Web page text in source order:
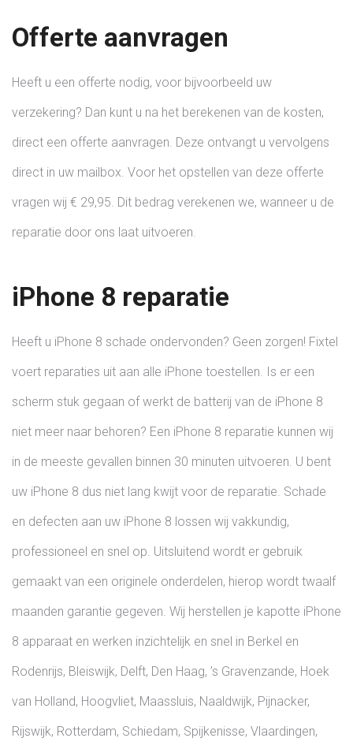
Offerte aanvragen
Heeft u een offerte nodig, voor bijvoorbeeld uw
verzekering? Dan kunt u na het berekenen van de kosten,
direct een offerte aanvragen. Deze ontvangt u vervolgens
direct in uw mailbox. Voor het opstellen van deze offerte
vragen wij € 29,95. Dit bedrag verekenen we, wanneer u de
reparatie door ons laat uitvoeren.
iPhone 8 reparatie
Heeft u iPhone 8 schade ondervonden? Geen zorgen! Fixtel
voert reparaties uit aan alle iPhone toestellen. Is er een
scherm stuk gegaan of werkt de batterij van de iPhone 8
niet meer naar behoren? Een iPhone 8 reparatie kunnen wij
in de meeste gevallen binnen 30 minuten uitvoeren. U bent
uw iPhone 8 dus niet lang kwijt voor de reparatie. Schade
en defecten aan uw iPhone 8 lossen wij vakkundig,
professioneel en snel op. Uitsluitend wordt er gebruik
gemaakt van een originele onderdelen, hierop wordt twaalf
maanden garantie gegeven. Wij herstellen je kapotte iPhone
8 apparaat en werken inzichtelijk en snel in Berkel en
Rodenrijs, Bleiswijk, Delft, Den Haag, ’s Gravenzande, Hoek
van Holland, Hoogvliet, Maassluis, Naaldwijk, Pijnacker,
Rijswijk, Rotterdam, Schiedam, Spijkenisse, Vlaardingen,